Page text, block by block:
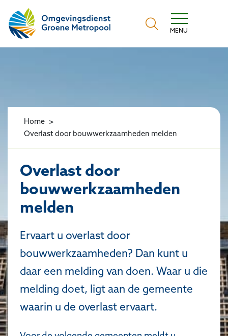
Omgevingsdienst Groene Metropool
MENU
Home
Overlast door bouwwerkzaamheden melden
Overlast door
bouwwerkzaamheden
melden
Ervaart u overlast door
bouwwerkzaamheden? Dan kunt u
daar een melding van doen. Waar u die
melding doet, ligt aan de gemeente
waarin u de overlast ervaart.